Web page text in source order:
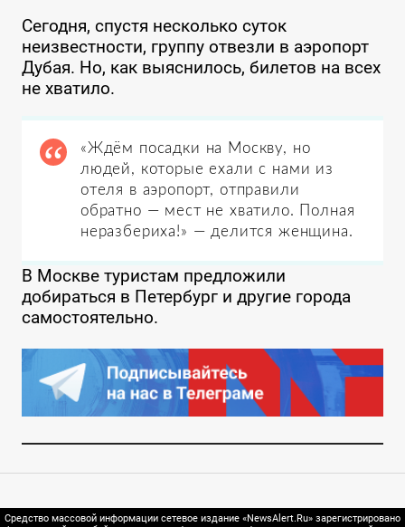
Сегодня, спустя несколько суток
неизвестности, группу отвезли в аэропорт
Дубая. Но, как выяснилось, билетов на всех
не хватило.
«Ждём посадки на Москву, но
людей, которые ехали с нами из
отеля в аэропорт, отправили
обратно — мест не хватило. Полная
неразбериха!» — делится женщина.
В Москве туристам предложили
добираться в Петербург и другие города
самостоятельно.
Средство массовой информации сетевое издание «NewsAlert.Ru» зарегистрировано